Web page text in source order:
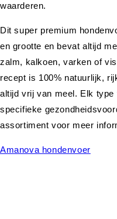
waarderen.
Dit super premium
en grootte en bevat altijd
zalm, kalkoen, varken of
recept is 100% natuurlijk,
altijd vrij van meel. Elk type
specifieke
assortiment voor meer
Amanova hondenvoer